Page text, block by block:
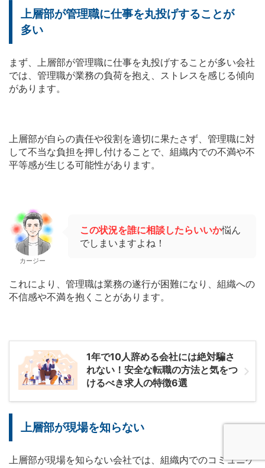
上層部が管理職に仕事を丸投げすることが
多い
まず、上層部が管理職に仕事を丸投げすることが多い会社
では、管理職が業務の負荷を抱え、ストレスを感じる傾向
があります。
上層部が自らの責任や役割を適切に果たさず、管理職に対
して不当な負担を押し付けることで、組織内での不満や不
平等感が生じる可能性があります。
カージー
この状況を誰に相談したらいいか悩ん
でしまいますよね！
これにより、管理職は業務の遂行が困難になり、組織への
不信感や不満を抱くことがあります。
1年で10人辞める会社には絶対騙さ
れない！安全な転職の方法と気をつ
けるべき求人の特徴6選
上層部が現場を知らない
上層部が現場を知らない会社では、組織内でのコミュニケ